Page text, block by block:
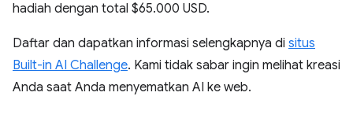
hadiah dengan total $65.000 USD.
Daftar dan dapatkan informasi selengkapnya di situs
Built-in AI Challenge. Kami tidak sabar ingin melihat kreasi
Anda saat Anda menyematkan AI ke web.